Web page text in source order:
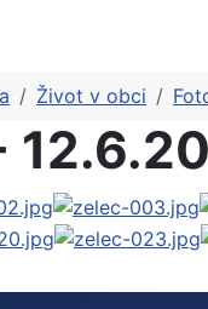
Život v obci